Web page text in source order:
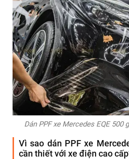
Dán PPF xe Mercedes EQE 500
Vì sao dán PPF xe
cần thiết với xe điện cao